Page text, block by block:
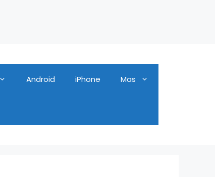
Android iPhone Mas